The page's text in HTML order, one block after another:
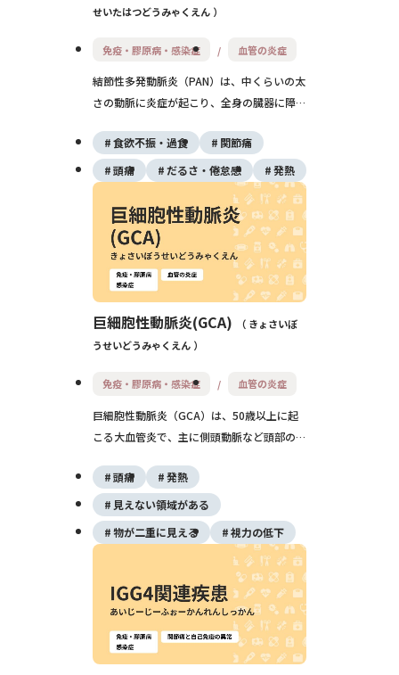
せいたはつどうみゃくえん
免疫・膠原病・感染症 血管の炎症
結節性多発動脈炎（PAN）は、中くらいの太
さの動脈に炎症が起こり、全身の臓器に障害
少、皮疹、神経症状、腎障害など多彩な症状
がみられますが、ステロイドや免疫抑制薬に
よる早期治療で予後の改善が期待できます。
食欲不振・過食
関節痛
頭痛
だるさ・倦怠感 発熱
巨細胞性動脈炎(GCA)
きょさいぼ
うせいどうみゃくえん
免疫・膠原病・感染症 血管の炎症
巨細胞性動脈炎（GCA）は、50歳以上に起
こる大血管炎で、主に側頭動脈など頭部の血
障害をきっかけに見つかることが多く、失明
や脳卒中を防ぐために、早期診断と速やかな
ステロイド治療がとても重要ですが、適切に
治療すれば長期予後は比較的良好とされてい
頭痛
発熱
見えない領域がある
物が二重に見える
視力の低下